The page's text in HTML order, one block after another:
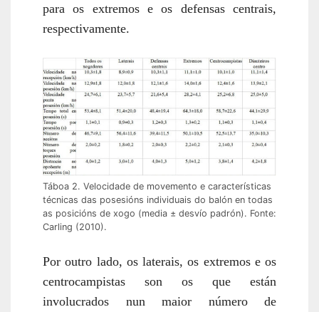
para os extremos e os defensas centrais,
respectivamente.
Táboa 2. Velocidade de movemento e características
técnicas das posesións individuais do balón en todas
as posicións de xogo (media ± desvío padrón). Fonte:
Carling (2010).
Por outro lado, os laterais, os extremos e os
centrocampistas son os que están
involucrados nun maior número de